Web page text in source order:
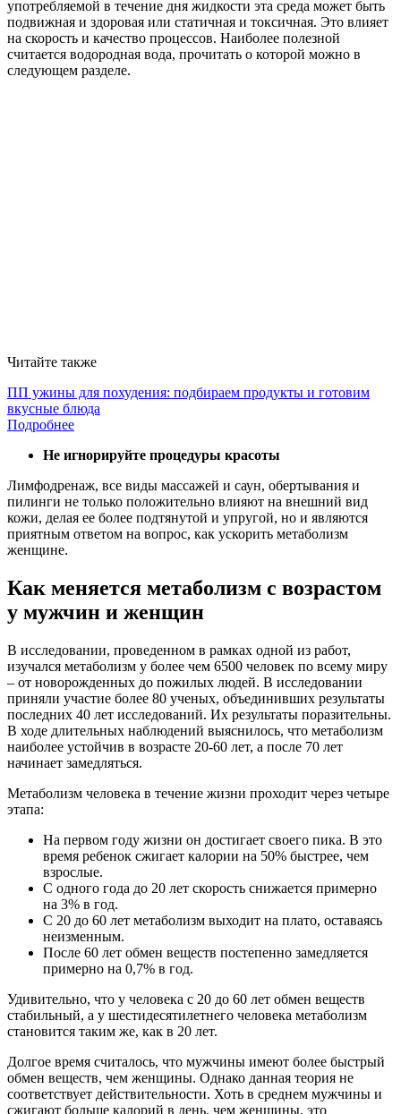
употребляемой в течение дня жидкости эта среда может быть
подвижная и здоровая или статичная и токсичная. Это влияет
на скорость и качество процессов. Наиболее полезной
считается водородная вода, прочитать о которой можно в
следующем разделе.
Читайте также
ПП ужины для похудения: подбираем продукты и готовим
вкусные блюда
Подробнее
Не игнорируйте процедуры красоты
Лимфодренаж, все виды массажей и саун, обертывания и
пилинги не только положительно влияют на внешний вид
кожи, делая ее более подтянутой и упругой, но и являются
приятным ответом на вопрос, как ускорить метаболизм
женщине.
Как меняется метаболизм с возрастом
у мужчин и женщин
В исследовании, проведенном в рамках одной из работ,
изучался метаболизм у более чем 6500 человек по всему миру
– от новорожденных до пожилых людей. В исследовании
приняли участие более 80 ученых, объединивших результаты
последних 40 лет исследований. Их результаты поразительны.
В ходе длительных наблюдений выяснилось, что метаболизм
наиболее устойчив в возрасте 20-60 лет, а после 70 лет
начинает замедляться.
Метаболизм человека в течение жизни проходит через четыре
этапа:
На первом году жизни он достигает своего пика. В это
время ребенок сжигает калории на 50% быстрее, чем
взрослые.
С одного года до 20 лет скорость снижается примерно
на 3% в год.
С 20 до 60 лет метаболизм выходит на плато, оставаясь
неизменным.
После 60 лет обмен веществ постепенно замедляется
примерно на 0,7% в год.
Удивительно, что у человека с 20 до 60 лет обмен веществ
стабильный, а у шестидесятилетнего человека метаболизм
становится таким же, как в 20 лет.
Долгое время считалось, что мужчины имеют более быстрый
обмен веществ, чем женщины. Однако данная теория не
соответствует действительности. Хоть в среднем мужчины и
сжигают больше калорий в день, чем женщины, это